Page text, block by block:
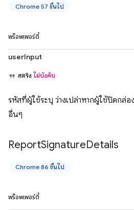
Chrome 57 ขึ้นไป
พร็อพเพอร์ตี้
userInput
สตริง ไม่บังคับ
รหัสที่ผู้ใช้ระบุ ว่างเปล่าหากผู้ใช้ปิดกล่
อื่นๆ
ReportSignatureDetails
Chrome 86 ขึ้นไป
พร็อพเพอร์ตี้